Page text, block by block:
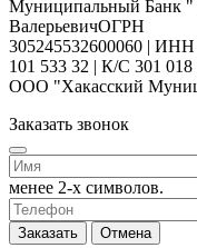
Муниципальный Банк "
ВалерьевичОГРН
305245532600060 | ИНН
101 533 32 | К/С 301
ООО "Хакасский
Заказать звонок
менее 2-х символов.
Заказать Отмена